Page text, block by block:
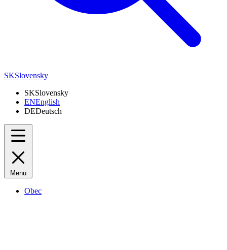
SKSlovensky
SKSlovensky
ENEnglish
DEDeutsch
Menu
Obec